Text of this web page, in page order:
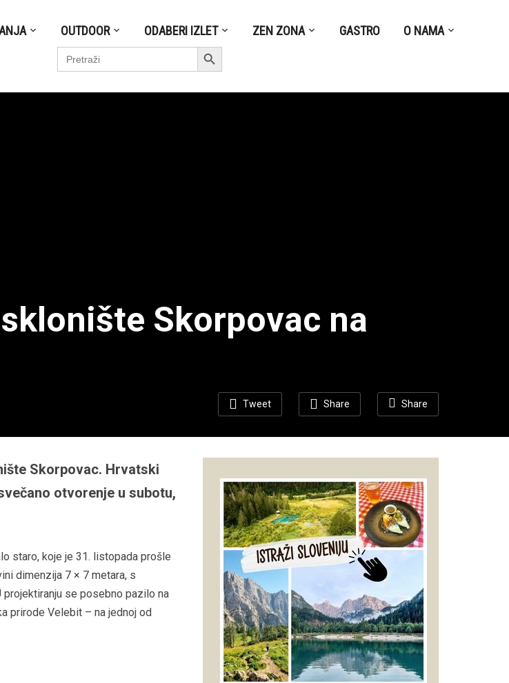
OUTDOOR ODABERI IZLET ZEN ZONA GASTRO O NAMA
Search
for:
Search Button
Skorpovac na
Tweet Share Share
Skorpovac. Hrvatski
otvorenje u subotu,
staro, koje je 31. listopada prošle
dimenzija 7 × 7 metara, s
se posebno pazilo na
prirode Velebit – na jednoj od